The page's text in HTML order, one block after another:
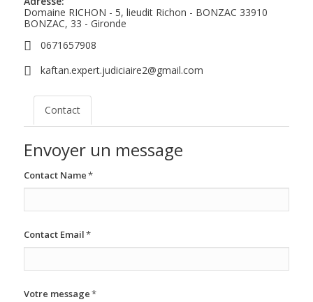
Domaine RICHON - 5, lieudit Richon - BONZAC 33910
BONZAC, 33 - Gironde
0671657908
kaftan.expert.judiciaire2@gmail.com
Contact
Envoyer un message
Contact Name*
Contact Email*
Votre message*